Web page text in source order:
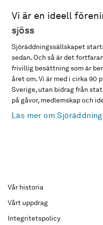
Vi är en ideell
sjöss
Sjöräddningssällskapet
sedan. Och så är det
frivillig besättning som är
året om. Vi är med i cirka 90
Sverige, utan bidrag från
på gåvor, medlemskap och
Läs mer om
Vår historia
Vårt uppdrag
Integritetspolicy